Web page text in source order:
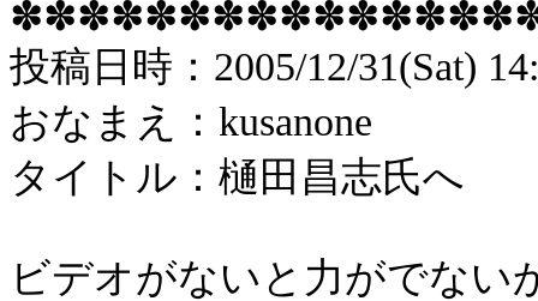
投稿 日時： 2005/12/31(Sat)
おなまえ： kusanone
タイトル：樋田昌志氏へ
ビデオがないと力がでない